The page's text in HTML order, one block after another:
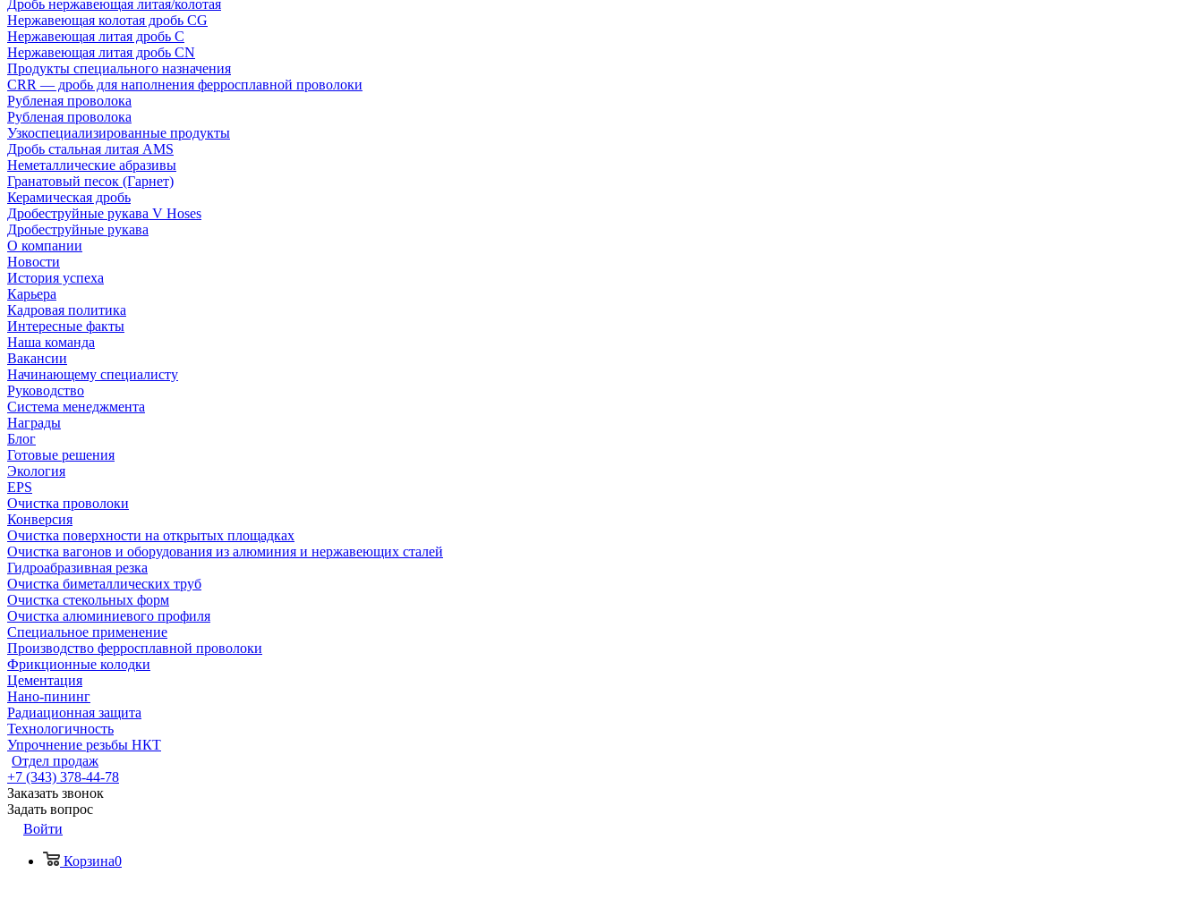
Дробь нержавеющая литая/колотая
Нержавеющая колотая дробь CG
Нержавеющая литая дробь C
Нержавеющая литая дробь CN
Продукты специального назначения
CRR — дробь для наполнения ферросплавной проволоки
Рубленая проволока
Рубленая проволока
Узкоспециализированные продукты
Дробь стальная литая AMS
Неметаллические абразивы
Гранатовый песок (Гарнет)
Керамическая дробь
Дробеструйные рукава V Hoses
Дробеструйные рукава
О компании
Новости
История успеха
Карьера
Кадровая политика
Интересные факты
Наша команда
Вакансии
Начинающему специалисту
Руководство
Система менеджмента
Награды
Блог
Готовые решения
Экология
EPS
Очистка проволоки
Конверсия
Очистка поверхности на открытых площадках
Очистка вагонов и оборудования из алюминия и нержавеющих сталей
Гидроабразивная резка
Очистка биметаллических труб
Очистка стекольных форм
Очистка алюминиевого профиля
Специальное применение
Производство ферросплавной проволоки
Фрикционные колодки
Цементация
Нано-пининг
Радиационная защита
Технологичность
Упрочнение резьбы НКТ
Отдел продаж
+7 (343) 378-44-78
Заказать звонок
Задать вопрос
Войти
Корзина0